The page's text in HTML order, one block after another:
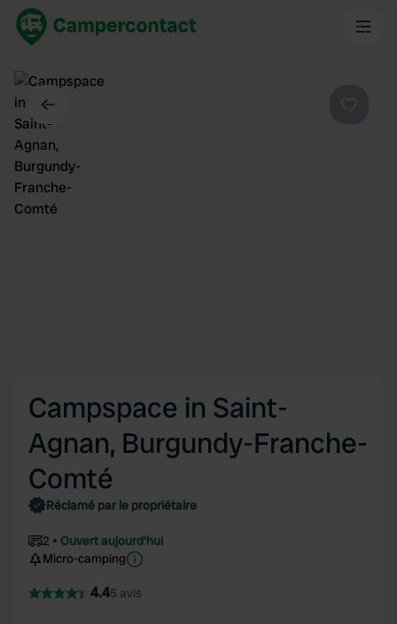
Dos
Campspace in Saint-
Agnan, Burgundy-Franche-
Comté
Réclamé par le propriétaire
2
Ouvert aujourd'hui
Micro-camping
4.45 avis